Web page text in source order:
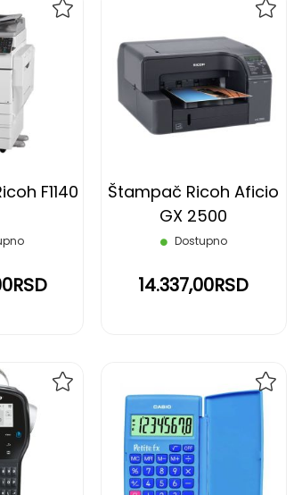
F1140
Štampač Ricoh Aficio
GX 2500
Dostupno
14.337,00RSD
NA
LISTU
ŽELJA